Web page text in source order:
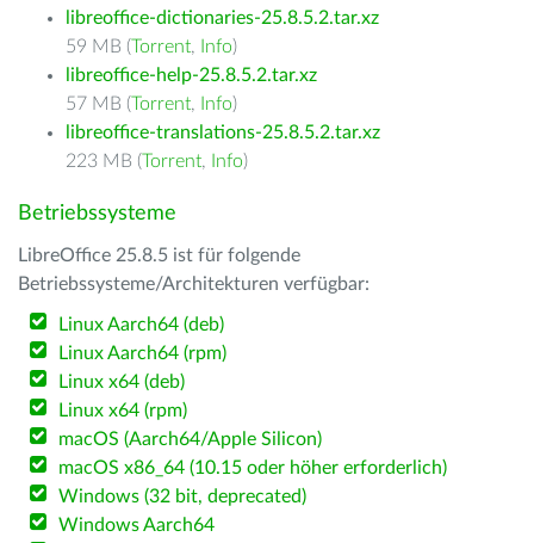
libreoffice-dictionaries-25.8.5.2.tar.xz
59 MB (Torrent, Info)
libreoffice-help-25.8.5.2.tar.xz
57 MB (Torrent, Info)
libreoffice-translations-25.8.5.2.tar.xz
223 MB (Torrent, Info)
Betriebssysteme
LibreOffice 25.8.5 ist für folgende
Betriebssysteme/Architekturen verfügbar:
Linux Aarch64 (deb)
Linux Aarch64 (rpm)
Linux x64 (deb)
Linux x64 (rpm)
macOS (Aarch64/Apple Silicon)
macOS x86_64 (10.15 oder höher erforderlich)
Windows (32 bit, deprecated)
Windows Aarch64